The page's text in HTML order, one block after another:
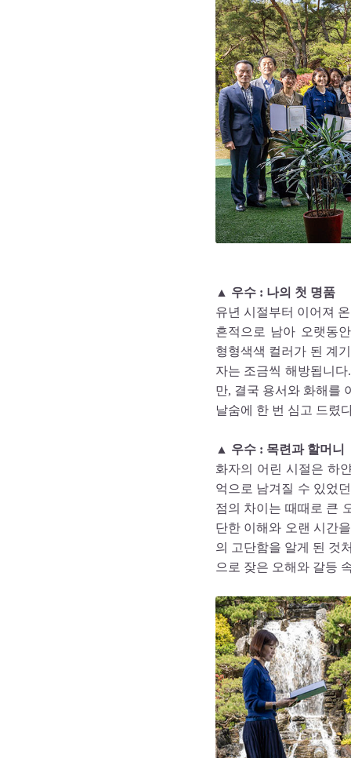
▲ 우수 : 나의 첫 명품
유년 시절부터 이어져
흔적으로 남아 오랫동
형형색색 컬러가 된 계
자는 조금씩 해방됩니
만, 결국 용서와 화해를
날숨에 한 번 심고 드렸
▲ 우수 : 목련과 할머니
화자의 어린 시절은 하
억으로 남겨질 수 있었
점의 차이는 때때로 큰
단한 이해와 오랜 시간
의 고단함을 알게 된 것
으로 잦은 오해와 갈등